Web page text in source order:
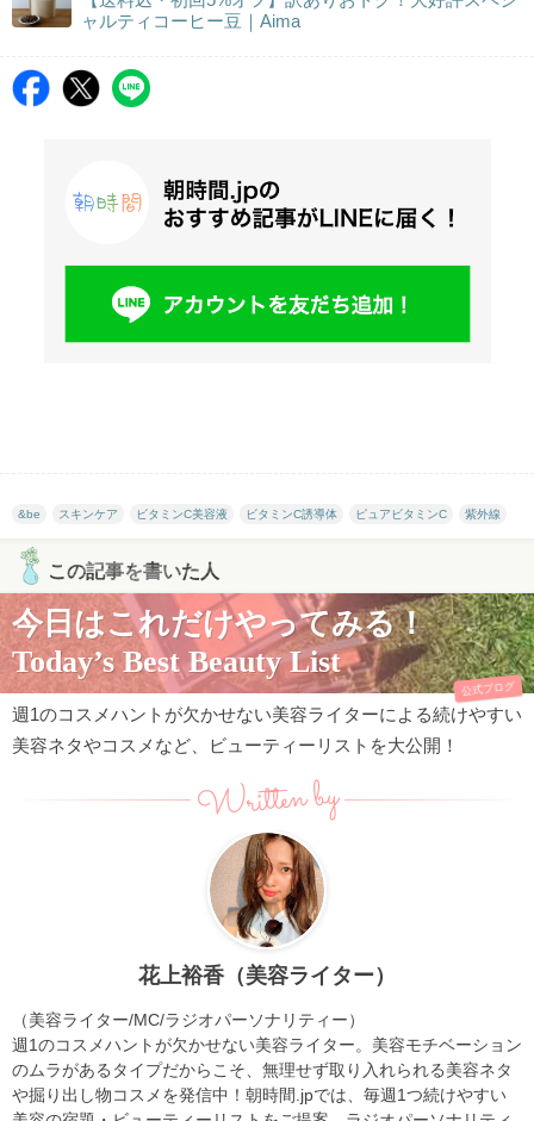
ャルティコーヒー豆｜Aima
&be スキンケア ビタミンC美容液 ビタミンC誘導体 ピュアビタミンC 紫外線
この記事を書いた人
今日はこれだけやってみる！
Today’s Best Beauty List
公式ブログ
週1のコスメハントが欠かせない美容ライターによる続けやすい
美容ネタやコスメなど、ビューティーリストを大公開！
Written by
花上裕香（美容ライター）
（美容ライター/MC/ラジオパーソナリティー）
週1のコスメハントが欠かせない美容ライター。美容モチベーション
のムラがあるタイプだからこそ、無理せず取り入れられる美容ネタ
や掘り出し物コスメを発信中！朝時間.jpでは、毎週1つ続けやすい